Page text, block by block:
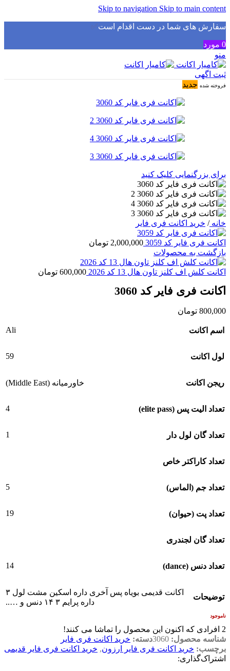
Skip to navigation Skip to main content
سفارش های شما در دست اقدام است✅
0 مورد
منو
ثبت اگهی
فروخته شده جدید
برای بزرگنمایی کلیک کنید
خانه/ خرید اکانت فری فایر
اکانت فری فایر کد 3059 2,000,000 تومان
بازگشت به محصولات
اکانت کلش اف کلنز تاون هال 13 کد 2026 600,000 تومان
اکانت فری فایر کد 3060
800,000 تومان
اسم اکانت Ali
لول اکانت 59
ریجن اکانت خاورمیانه (Middle East)
تعداد الیت پس (elite pass) 4
تعداد گان لول دار 1
تعداد کاراکتر خاص
تعداد جم (الماس) 5
تعداد پت (حیوان) 19
تعداد گان لجندری
تعداد دنس (dance) 14
توضیحات
اکانت قدیمی بویاه پس آخری داره اسکین مشت لول ۳
داره پرایم ۳ ۱۴ دنس و …..
ناموجود
2 افرادی که اکنون این محصول را تماشا می کنند!
شناسه محصول: 3060دسته: خرید اکانت فری فایر
برچسب: خرید اکانت فری فایر ارزون, خرید اکانت فری فایر قدیمی
اشتراک‌گذاری: